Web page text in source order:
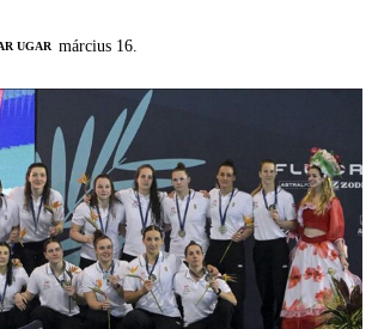
UGAR március 16.